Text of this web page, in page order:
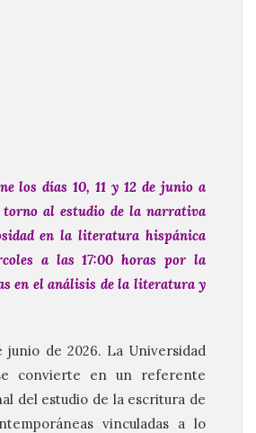
los días 10, 11 y 12 de junio a
torno al estudio de la narrativa
en la literatura hispánica
a las 17:00 horas por la
en el análisis de la literatura y
junio de 2026. La Universidad
convierte en un referente
del estudio de la escritura de
vinculadas a lo